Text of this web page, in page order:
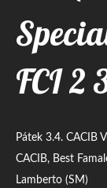
FCI 2
Pátek 3.4. CACIB
CACIB, Best
Lamberto (SM)